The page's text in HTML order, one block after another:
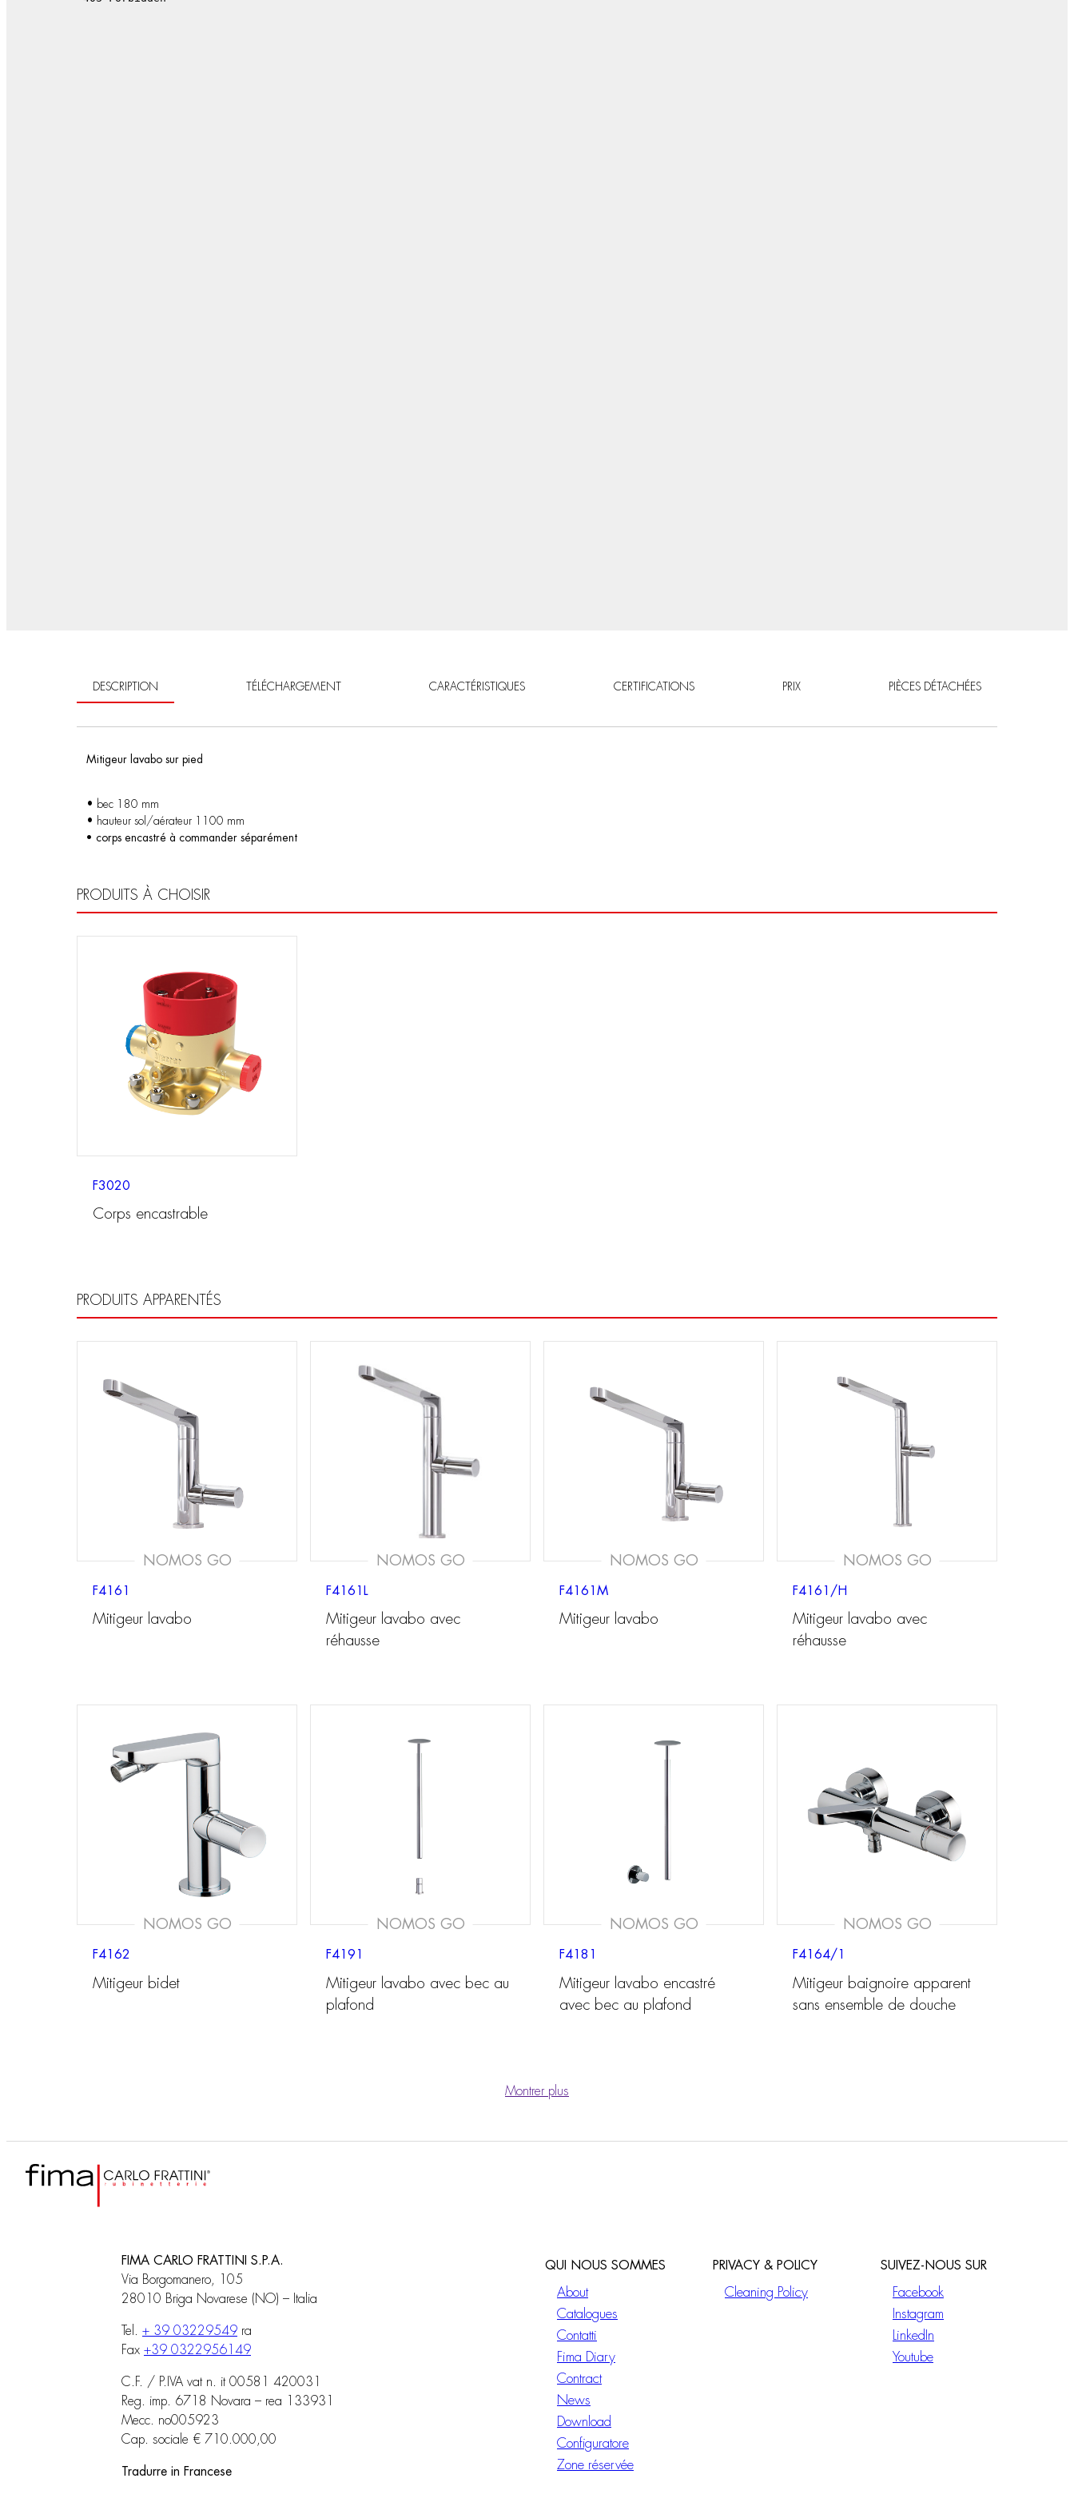
DESCRIPTION TÉLÉCHARGEMENT CARACTÉRISTIQUES CERTIFICATIONS PRIX PIÈCES DÉTACHÉES
Mitigeur lavabo sur pied
• bec 180 mm
• hauteur sol/aérateur 1100 mm
• corps encastré à commander séparément
PRODUITS À CHOISIR
F3020
Corps encastrable
PRODUITS APPARENTÉS
NOMOS GO
F4161
Mitigeur lavabo
NOMOS GO
F4161L
Mitigeur lavabo avec
réhausse
NOMOS GO
F4161M
Mitigeur lavabo
NOMOS GO
F4161/H
Mitigeur lavabo avec
réhausse
NOMOS GO
F4162
Mitigeur bidet
NOMOS GO
F4191
Mitigeur lavabo avec bec au
plafond
NOMOS GO
F4181
Mitigeur lavabo encastré
avec bec au plafond
NOMOS GO
F4164/1
Mitigeur baignoire apparent
sans ensemble de douche
Montrer plus
FIMA CARLO FRATTINI S.P.A.
Via Borgomanero, 105
28010 Briga Novarese (NO) – Italia
Tel. + 39 03229549 ra
Fax +39 0322956149
C.F. / P.IVA vat n. it 00581 420031
Reg. imp. 6718 Novara – rea 133931
Mecc. no005923
Cap. sociale € 710.000,00
Tradurre in Francese
QUI NOUS SOMMES
About
Catalogues
Contatti
Fima Diary
Contract
News
Download
Configuratore
Zone réservée
PRIVACY & POLICY
Cleaning Policy
SUIVEZ-NOUS SUR
Facebook
Instagram
LinkedIn
Youtube